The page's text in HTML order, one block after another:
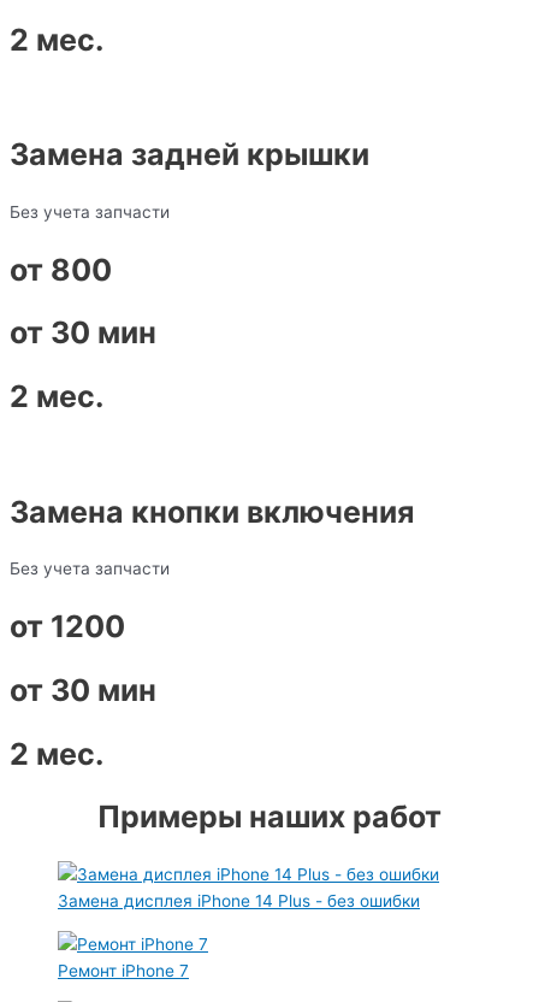
2 мес.
Замена задней крышки
Без учета запчасти
от 800
от 30 мин
2 мес.
Замена кнопки включения
Без учета запчасти
от 1200
от 30 мин
2 мес.
Примеры наших работ
Замена дисплея iPhone 14 Plus - без ошибки
Ремонт iPhone 7